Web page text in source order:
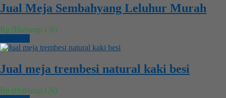
Jual Meja Sembahyang Leluhur Murah
Rp (Hubungi CS)
Jual meja trembesi natural kaki besi
Rp (Hubungi CS)